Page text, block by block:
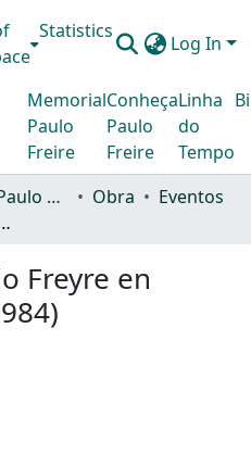
Statistics
Log In
Memorial
Paulo
Freire
Conheça
Paulo
Freire
Linha
do
Tempo
Acervo Educador Paulo Freire Obra
Eventos
en Argentina (año 1984)
Freyre en